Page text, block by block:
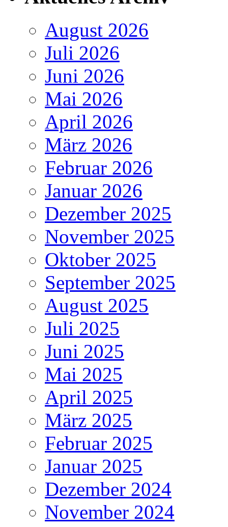
August 2026
Juli 2026
Juni 2026
Mai 2026
April 2026
März 2026
Februar 2026
Januar 2026
Dezember 2025
November 2025
Oktober 2025
September 2025
August 2025
Juli 2025
Juni 2025
Mai 2025
April 2025
März 2025
Februar 2025
Januar 2025
Dezember 2024
November 2024